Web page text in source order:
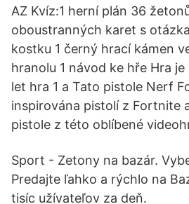
AZ Kvíz:1 herní plán 36
oboustranných karet s
kostku 1 černý hrací kámen
hranolu 1 návod ke hře Hra
let hra 1 a Tato pistole Nerf
inspirována pistolí z Fortnite
pistole z této oblíbené
Sport - Zetony na bazár.
Predajte ľahko a rýchlo na
tisíc užívateľov za deň.